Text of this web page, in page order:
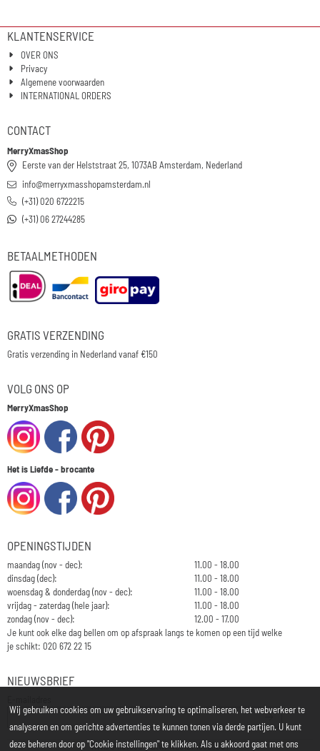
KLANTENSERVICE
OVER ONS
Privacy
Algemene voorwaarden
INTERNATIONAL ORDERS
CONTACT
MerryXmasShop
Eerste van der Helststraat 25, 1073AB Amsterdam, Nederland
info@merryxmasshopamsterdam.nl
(+31) 020 6722215
(+31) 06 27244285
BETAALMETHODEN
GRATIS VERZENDING
Gratis verzending in Nederland vanaf €150
VOLG ONS OP
MerryXmasShop
Het is Liefde - brocante
OPENINGSTIJDEN
maandag (nov - dec):
11.00 - 18.00
dinsdag (dec):
11.00 - 18.00
woensdag & donderdag (nov - dec):
11.00 - 18.00
vrijdag - zaterdag (hele jaar):
11.00 - 18.00
zondag (nov - dec):
12.00 - 17.00
Je kunt ook elke dag bellen om op afspraak langs te komen op een tijd welke
je schikt: 020 672 22 15
NIEUWSBRIEF
KvK: 34197850 - Btw: NL812748323B01
Wij gebruiken cookies om uw gebruikservaring te optimaliseren, het webverkeer te
analyseren en om gerichte advertenties te kunnen tonen via derde partijen. U kunt
deze beheren door op "Cookie instellingen" te klikken. Als u akkoord gaat met ons